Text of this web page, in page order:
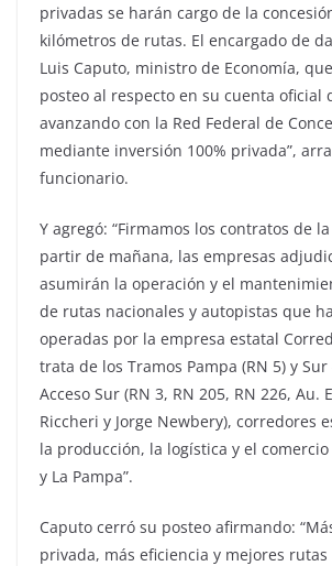
privadas se harán cargo de la
kilómetros de rutas. El encargado de
Luis Caputo, ministro de Economía,
posteo al respecto en su cuenta oficial
avanzando con la Red Federal de
mediante inversión 100% privada”,
funcionario.
Y agregó: “Firmamos los contratos de
partir de mañana, las empresas
asumirán la operación y el
de rutas nacionales y autopistas que
operadas por la empresa estatal
trata de los Tramos Pampa (RN 5) y
Acceso Sur (RN 3, RN 205, RN 226, Au.
Riccheri y Jorge Newbery), corredores
la producción, la logística y el
y La Pampa”.
Caputo cerró su posteo afirmando:
privada, más eficiencia y mejores rutas